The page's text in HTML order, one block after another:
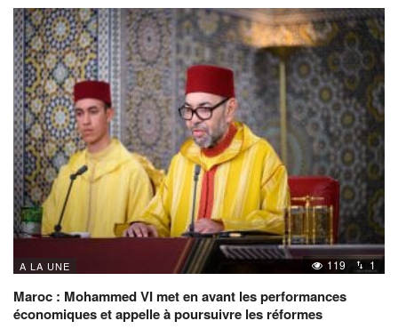
A LA UNE 119 1
Maroc : Mohammed VI met en avant les performances
économiques et appelle à poursuivre les réformes